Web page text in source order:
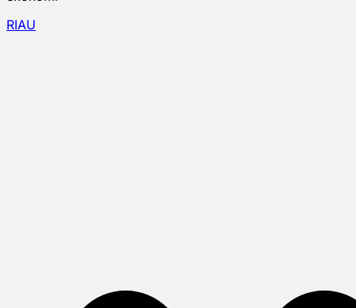
RIAU